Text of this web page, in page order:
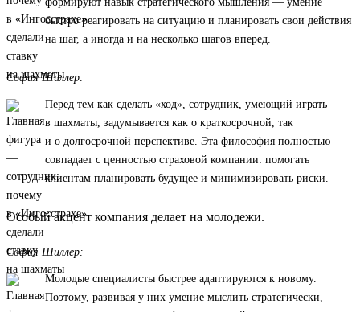
быстро реагировать на ситуацию и планировать свои действия
на шаг, а иногда и на несколько шагов вперед.
София Шиллер:
Перед тем как сделать «ход», сотрудник, умеющий играть
в шахматы, задумывается как о краткосрочной, так
и о долгосрочной перспективе. Эта философия полностью
совпадает с ценностью страховой компании: помогать
клиентам планировать будущее и минимизировать риски.
Особый акцент компания делает на молодежи.
София Шиллер:
Молодые специалисты быстрее адаптируются к новому.
Поэтому, развивая у них умение мыслить стратегически,